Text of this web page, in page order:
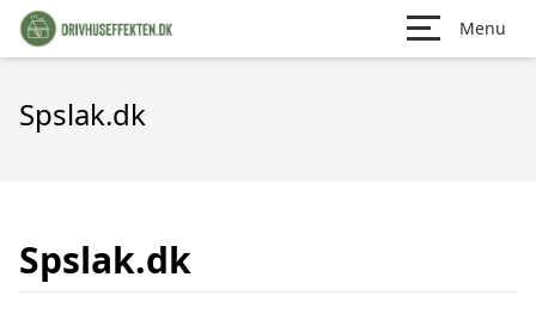
Menu
Spslak.dk
Spslak.dk